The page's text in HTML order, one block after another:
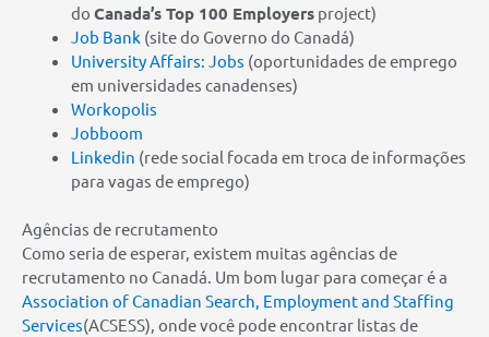
do Canada’s Top 100 Employers project)
Job Bank (site do Governo do Canadá)
University Affairs: Jobs (oportunidades de emprego
em universidades canadenses)
Workopolis
Jobboom
Linkedin (rede social focada em troca de informações
para vagas de emprego)
Agências de recrutamento
Como seria de esperar, existem muitas agências de
recrutamento no Canadá. Um bom lugar para começar é a
Association of Canadian Search, Employment and Staffing
Services(ACSESS), onde você pode encontrar listas de